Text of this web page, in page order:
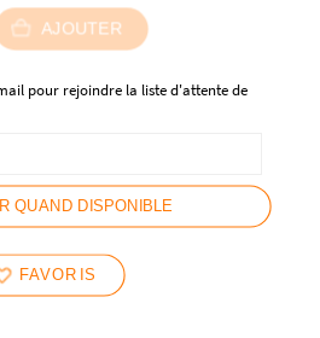
AJOUTER
pour rejoindre la liste d'attente de
QUAND DISPONIBLE
FAVORIS